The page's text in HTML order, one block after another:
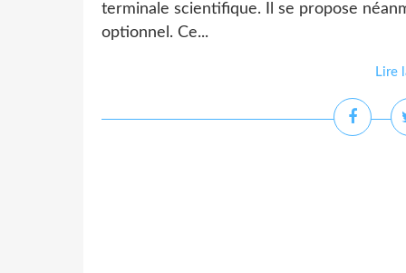
terminale scientifique. Il se propose
optionnel. Ce...
Lire